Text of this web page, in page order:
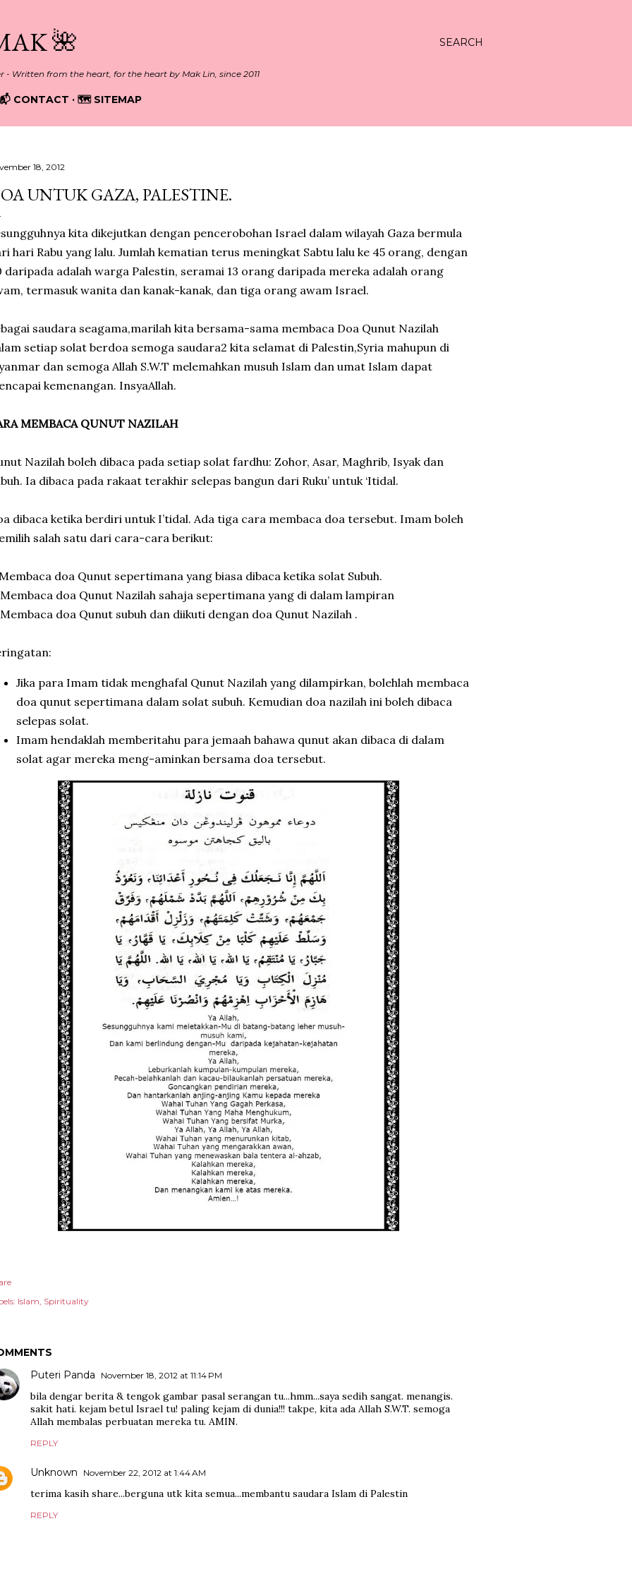
SEARCH
🌺
- Written from the heart, for the heart by Mak Lin, since 2011
CONTACT 🗺️ SITEMAP
18, 2012
UNTUK GAZA, PALESTINE.
kita dikejutkan dengan pencerobohan Israel dalam wilayah Gaza bermula
hari Rabu yang lalu. Jumlah kematian terus meningkat Sabtu lalu ke 45 orang, dengan
daripada adalah warga Palestin, seramai 13 orang daripada mereka adalah orang
termasuk wanita dan kanak-kanak, dan tiga orang awam Israel.
saudara seagama,marilah kita bersama-sama membaca Doa Qunut Nazilah
setiap solat berdoa semoga saudara2 kita selamat di Palestin,Syria mahupun di
dan semoga Allah S.W.T melemahkan musuh Islam dan umat Islam dapat
kemenangan. InsyaAllah.
MEMBACA QUNUT NAZILAH
Nazilah boleh dibaca pada setiap solat fardhu: Zohor, Asar, Maghrib, Isyak dan
Ia dibaca pada rakaat terakhir selepas bangun dari Ruku’ untuk ‘Itidal.
dibaca ketika berdiri untuk I’tidal. Ada tiga cara membaca doa tersebut. Imam boleh
salah satu dari cara-cara berikut:
doa Qunut sepertimana yang biasa dibaca ketika solat Subuh.
doa Qunut Nazilah sahaja sepertimana yang di dalam lampiran
doa Qunut subuh dan diikuti dengan doa Qunut Nazilah .
Jika para Imam tidak menghafal Qunut Nazilah yang dilampirkan, bolehlah membaca
doa qunut sepertimana dalam solat subuh. Kemudian doa nazilah ini boleh dibaca
selepas solat.
Imam hendaklah memberitahu para jemaah bahawa qunut akan dibaca di dalam
solat agar mereka meng-aminkan bersama doa tersebut.
Islam Spirituality
Puteri Panda
November 18, 2012 at 11:14 PM
bila dengar berita & tengok gambar pasal serangan tu...hmm...saya sedih sangat. menangis.
sakit hati. kejam betul Israel tu! paling kejam di dunia!!! takpe, kita ada Allah S.W.T. semoga
Allah membalas perbuatan mereka tu. AMIN.
REPLY
Unknown November 22, 2012 at 1:44 AM
terima kasih share...berguna utk kita semua...membantu saudara Islam di Palestin
REPLY